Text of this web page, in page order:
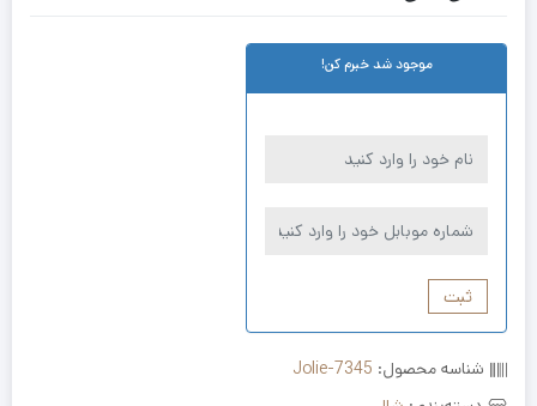
موجود شد خبرم کن!
ثبت
شناسه محصول: Jolie-7345